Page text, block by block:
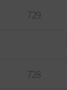
729
728